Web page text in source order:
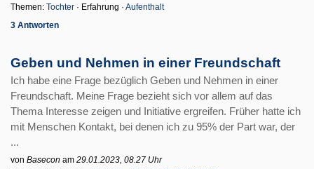
Themen: Tochter · Erfahrung · Aufenthalt
3 Antworten
Geben und Nehmen in einer Freundschaft
Ich habe eine Frage bezüglich Geben und Nehmen in einer
Freundschaft. Meine Frage bezieht sich vor allem auf das
Thema Interesse zeigen und Initiative ergreifen. Früher hatte ich
mit Menschen Kontakt, bei denen ich zu 95% der Part war, der
...
von Basecon am 29.01.2023, 08.27 Uhr